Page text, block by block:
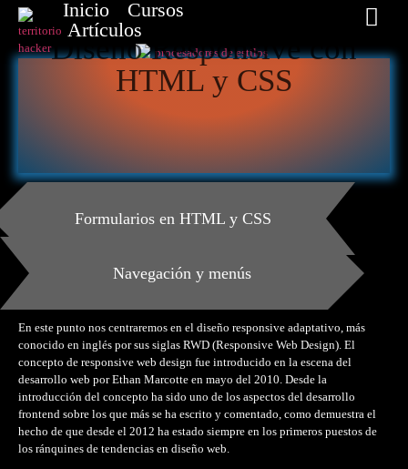
Inicio
Cursos
Artículos
Diseño Responsive con
HTML y CSS
Formularios en HTML y CSS
Navegación y menús
En este punto nos centraremos en el diseño responsive adaptativo, más
conocido en inglés por sus siglas RWD (Responsive Web Design). El
concepto de responsive web design fue introducido en la escena del
desarrollo web por Ethan Marcotte en mayo del 2010. Desde la
introducción del concepto ha sido uno de los aspectos del desarrollo
frontend sobre los que más se ha escrito y comentado, como demuestra el
hecho de que desde el 2012 ha estado siempre en los primeros puestos de
los ránquines de tendencias en diseño web.